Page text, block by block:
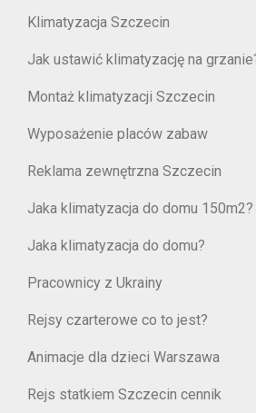
Klimatyzacja Szczecin
Jak ustawić klimatyzację na
Montaż klimatyzacji Szczecin
Wyposażenie placów zabaw
Reklama zewnętrzna Szczecin
Jaka klimatyzacja do domu 150m2?
Jaka klimatyzacja do domu?
Pracownicy z Ukrainy
Rejsy czarterowe co to jest?
Animacje dla dzieci Warszawa
Rejs statkiem Szczecin cennik